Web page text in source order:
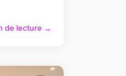
de lecture →